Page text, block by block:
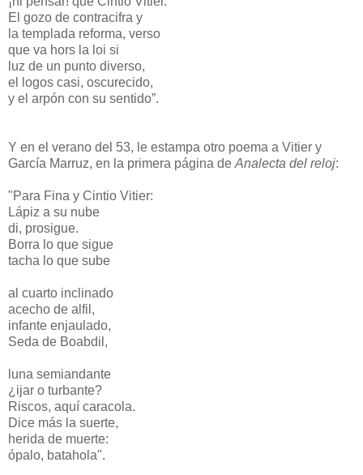
El gozo de contracifra y
la templada reforma, verso
que va hors la loi si
luz de un punto diverso,
el logos casi, oscurecido,
y el arpón con su sentido”.
Y en el verano del 53, le estampa otro poema a Vitier y
García Marruz, en la primera página de Analecta del reloj:
"Para Fina y Cintio Vitier:
Lápiz a su nube
di, prosigue.
Borra lo que sigue
tacha lo que sube
al cuarto inclinado
acecho de alfil,
infante enjaulado,
Seda de Boabdil,
luna semiandante
¿ijar o turbante?
Riscos, aquí caracola.
Dice más la suerte,
herida de muerte:
ópalo, batahola".